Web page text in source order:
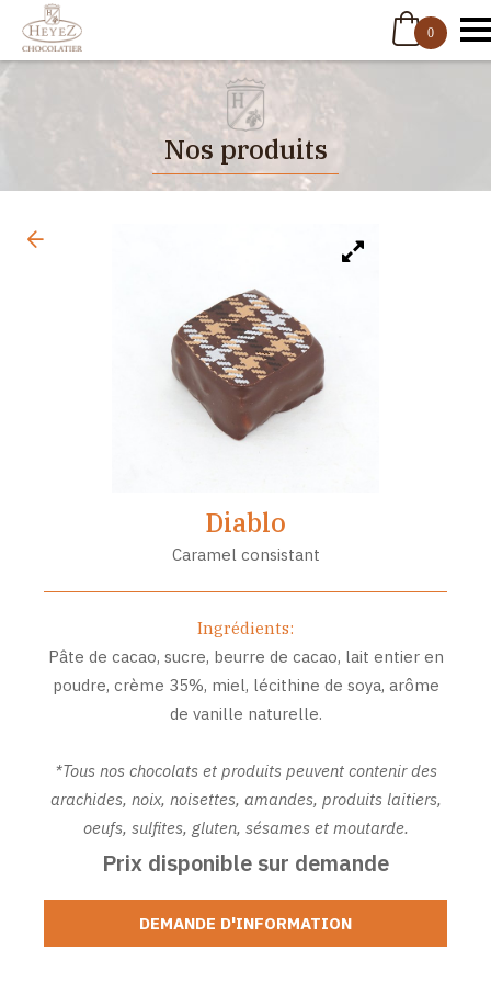
0
Nos produits
Diablo
Caramel consistant
Ingrédients:
Pâte de cacao, sucre, beurre de cacao, lait entier en
poudre, crème 35%, miel, lécithine de soya, arôme
de vanille naturelle.
*Tous nos chocolats et produits peuvent contenir des
arachides, noix, noisettes, amandes, produits laitiers,
oeufs, sulfites, gluten, sésames et moutarde.
Prix disponible sur demande
DEMANDE D'INFORMATION